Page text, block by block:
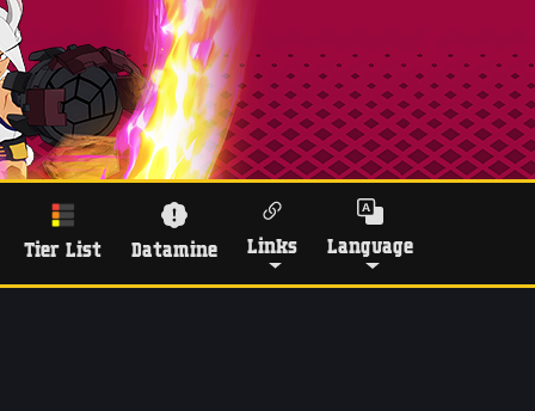
Tier List Datamine Links Language